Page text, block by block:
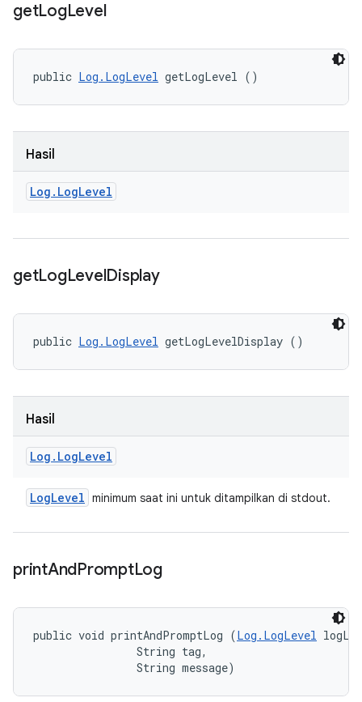
getLogLevel
public Log.LogLevel getLogLevel ()
Hasil
Log . LogLevel
getLogLevelDisplay
public Log.LogLevel getLogLevelDisplay ()
Hasil
Log . LogLevel
LogLevel minimum saat ini untuk ditampilkan di stdout.
printAndPromptLog
public void printAndPromptLog (Log.LogLevel
                String tag,
                String message)